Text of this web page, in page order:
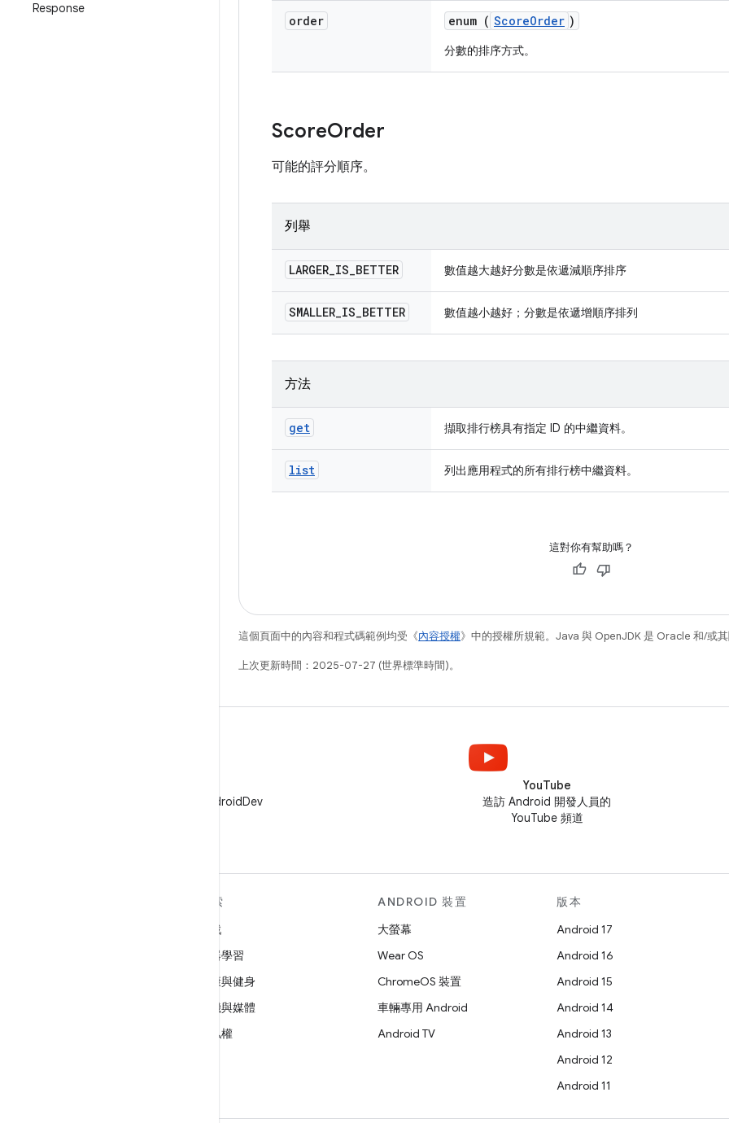
Response
order enum ( ScoreOrder )
分數的排序方式。
ScoreOrder
可能的評分順序。
列舉
LARGER_IS_BETTER 數值越大越好分數是依遞減順序排序
SMALLER_IS_BETTER 數值越小越好；分數是依遞增順序排列
方法
get 擷取排行榜具有指定 ID 的中繼資料。
list 列出應用程式的所有排行榜中繼資料。
這對你有幫助嗎？
這個頁面中的內容和程式碼範例均受《內容授權》中的授權所規範。Java 與 OpenJDK 是 Oracle 和/或其
上次更新時間：2025-07-27 (世界標準時間)。
在 X 中追蹤 @AndroidDev
YouTube
造訪 Android 開發人員的
YouTube 頻道
探索
遊戲
機器學習
健康與健身
相機與媒體
隱私權
ANDROID 裝置
大螢幕
Wear OS
ChromeOS 裝置
車輛專用 Android
Android TV
版本
Android 17
Android 16
Android 15
Android 14
Android 13
Android 12
Android 11